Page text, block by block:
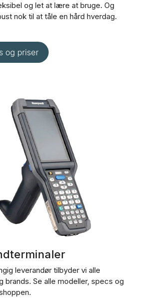
og let at lære at bruge. Og
nok til at tåle en hård hverdag.
leverandør tilbyder vi alle
brands. Se alle modeller, specs og